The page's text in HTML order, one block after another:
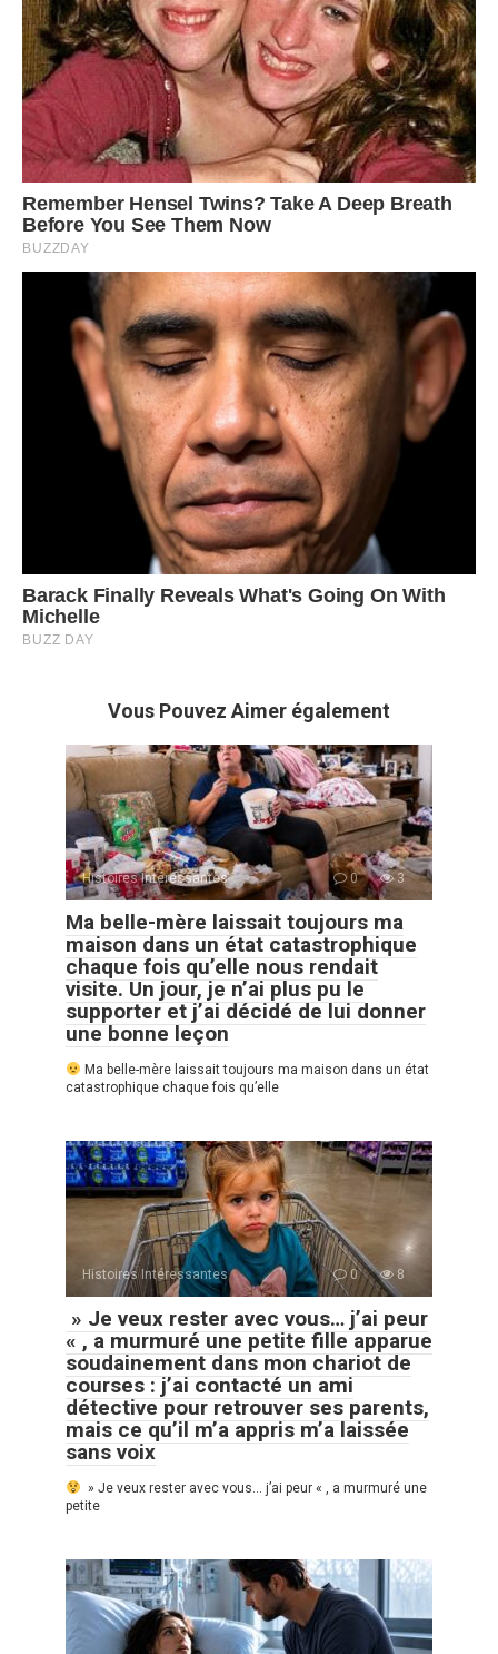
Vous Pouvez Aimer également
Histoires Intéressantes 0 3
Ma belle-mère laissait toujours ma
maison dans un état catastrophique
chaque fois qu’elle nous rendait
visite. Un jour, je n’ai plus pu le
supporter et j’ai décidé de lui donner
une bonne leçon
Ma belle-mère laissait toujours ma maison dans un état
catastrophique chaque fois qu’elle
Histoires Intéressantes 0 8
» Je veux rester avec vous… j’ai peur
« , a murmuré une petite fille apparue
soudainement dans mon chariot de
courses : j’ai contacté un ami
détective pour retrouver ses parents,
mais ce qu’il m’a appris m’a laissée
sans voix
» Je veux rester avec vous… j’ai peur « , a murmuré une
petite